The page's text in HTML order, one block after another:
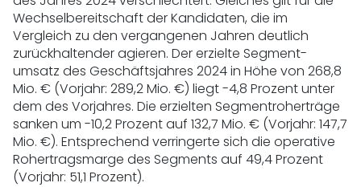
Wechselbereitschaft der Kandidaten, die im
Vergleich zu den vergangenen Jahren deutlich
zurückhaltender agieren. Der erzielte Segment-
umsatz des Geschäftsjahres 2024 in Höhe von 268,8
Mio. € (Vorjahr: 289,2 Mio. €) liegt -4,8 Prozent unter
dem des Vorjahres. Die erzielten Segmentroherträge
sanken um -10,2 Prozent auf 132,7 Mio. € (Vorjahr: 147,7
Mio. €). Entsprechend verringerte sich die operative
Rohertragsmarge des Segments auf 49,4 Prozent
(Vorjahr: 51,1 Prozent).